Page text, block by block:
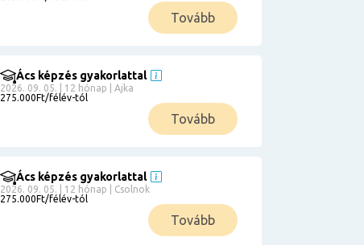
Tovább
Ács képzés gyakorlattal
2026. 09. 05. | 12 hónap | Ajka
275.000Ft/félév-tól
Tovább
Ács képzés gyakorlattal
2026. 09. 05. | 12 hónap | Csolnok
275.000Ft/félév-tól
Tovább